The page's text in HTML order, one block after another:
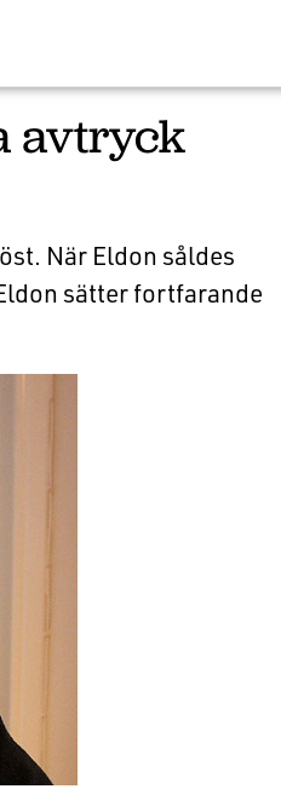
avtryck
När Eldon såldes
sätter fortfarande